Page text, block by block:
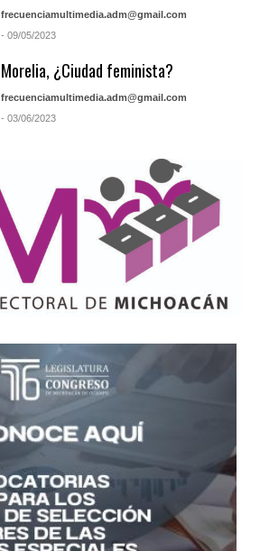
frecuenciamultimedia.adm@gmail.com
- 09/05/2023
Morelia, ¿Ciudad feminista?
frecuenciamultimedia.adm@gmail.com
- 03/06/2023